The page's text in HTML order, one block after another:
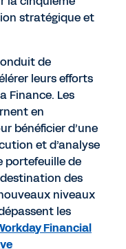
stratégique et
de
leurs efforts
Finance. Les
en
bénéficier d’une
et d’analyse
portefeuille de
des
niveaux
les
Financial